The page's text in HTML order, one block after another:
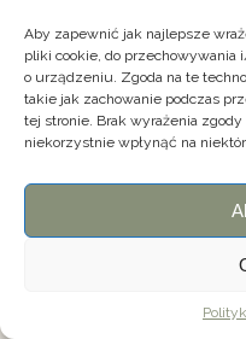
Aby zapewnić jak najlepsze
pliki cookie, do
o urządzeniu. Zgoda na te
takie jak zachowanie podczas
tej stronie. Brak wyrażenia
niekorzystnie wpłynąć na